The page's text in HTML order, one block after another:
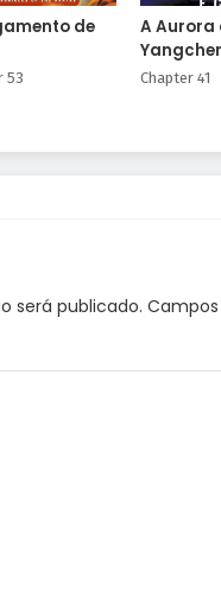
de
53
A Aurora
Chapter 41
será publicado.